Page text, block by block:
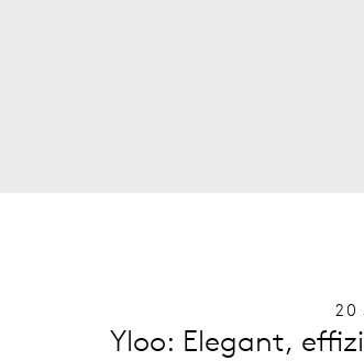
Yloo: Elegant,
20